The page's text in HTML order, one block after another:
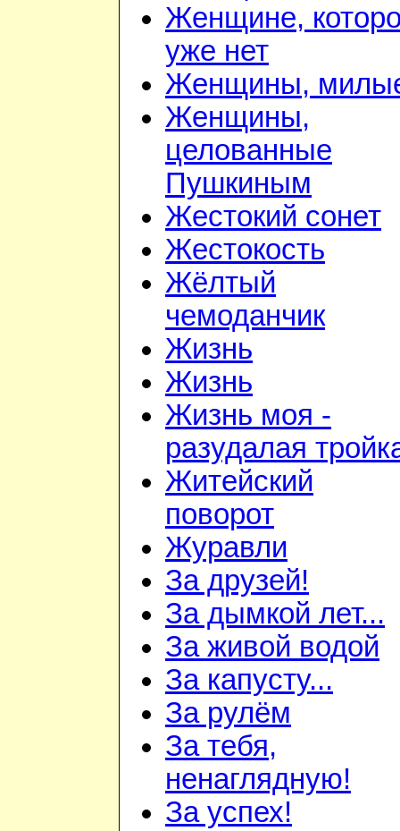
Женщине,
уже нет
Женщины,
Женщины,
целованные
Пушкиным
Жестокий сонет
Жестокость
Жёлтый
чемоданчик
Жизнь
Жизнь
Жизнь моя -
разудалая
Житейский
поворот
Журавли
За друзей!
За дымкой лет...
За живой водой
За капусту...
За рулём
За тебя,
ненаглядную!
За успех!